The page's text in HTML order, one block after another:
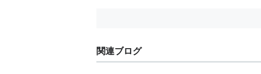
関連ブログ